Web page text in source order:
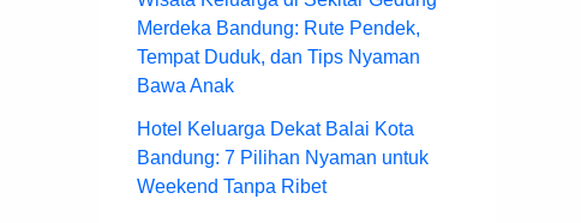
Merdeka Bandung: Rute Pendek,
Tempat Duduk, dan Tips Nyaman
Bawa Anak
Hotel Keluarga Dekat Balai Kota
Bandung: 7 Pilihan Nyaman untuk
Weekend Tanpa Ribet